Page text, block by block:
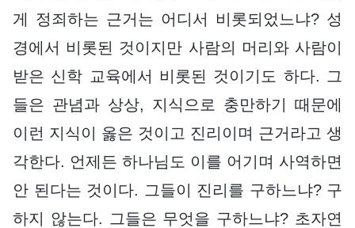
게 정죄하는 근거는 어디서 비롯되었느냐? 성
경에서 비롯된 것이지만 사람의 머리와 사람이
받은 신학 교육에서 비롯된 것이기도 하다. 그
들은 관념과 상상, 지식으로 충만하기 때문에
이런 지식이 옳은 것이고 진리이며 근거라고 생
각한다. 언제든 하나님도 이를 어기며 사역하면
안 된다는 것이다. 그들이 진리를 구하느냐? 구
하지 않는다. 그들은 무엇을 구하느냐? 초자연